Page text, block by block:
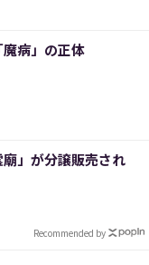
病」の正体
」が分譲販売され
Recommended by